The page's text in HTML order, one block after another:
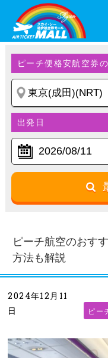
ピーチ便格安航空券
出発日
ピーチ航空のおす
方法も解説
2024年12月11
日
ピー